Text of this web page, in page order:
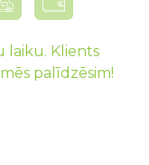
laiku. Klients
palīdzēsim!